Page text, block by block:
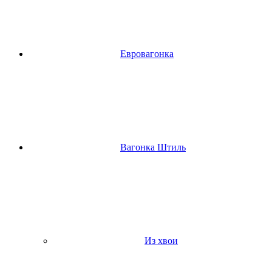
Евровагонка
Вагонка Штиль
Из хвои